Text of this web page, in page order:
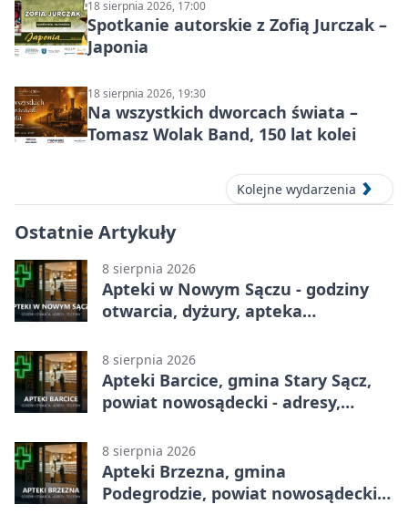
18 sierpnia 2026, 17:00
Spotkanie autorskie z Zofią Jurczak –
Japonia
18 sierpnia 2026, 19:30
Na wszystkich dworcach świata –
Tomasz Wolak Band, 150 lat kolei
Kolejne wydarzenia
Ostatnie Artykuły
8 sierpnia 2026
Apteki w Nowym Sączu - godziny
otwarcia, dyżury, apteka
8 sierpnia 2026
Apteki Barcice, gmina Stary Sącz,
powiat nowosądecki - adresy,
8 sierpnia 2026
Apteki Brzezna, gmina
Podegrodzie, powiat nowosądecki -